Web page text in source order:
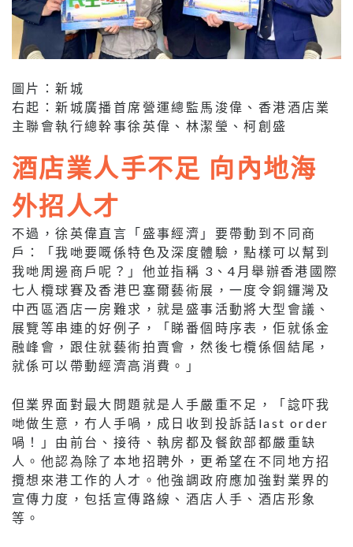
圖片：新城
右起：新城廣播首席營運總監馬浚偉、香港酒店業
主聯會執行總幹事徐英偉、林潔瑩、柯創盛
酒店業人手不足 向內地海
外招人才
不過，徐英偉直言「盛事經濟」要帶動到不同商
戶：「我哋要嘅係特色及深度體驗，點樣可以幫到
我哋周邊商戶呢？」他並指稱 3、4月舉辦香港國際
七人欖球賽及香港巴塞爾藝術展，一度令銅鑼灣及
中西區酒店一房難求，就是盛事活動將大型會議、
展覽等串連的好例子，「睇番個時序表，佢就係金
融峰會，跟住就藝術拍賣會，然後七欖係個結尾，
就係可以帶動經濟高消費。」
但業界面對最大問題就是人手嚴重不足，「諗吓我
哋做生意，冇人手喎，成日收到投訴話last order
喎！」由前台、接待、執房都及餐飲部都嚴重缺
人。他認為除了本地招聘外，更希望在不同地方招
攬想來港工作的人才。他強調政府應加強對業界的
宣傳力度，包括宣傳路線、酒店人手、酒店形象
等。